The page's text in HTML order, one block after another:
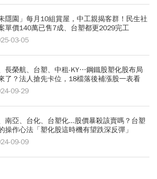
朱隱園」每月10組賞屋，中工親揭客群！民生社
單價140萬已售7成、台塑都更2029完工
03-05
長榮航、台塑、中租-KY…鋼鐵股塑化股布局
了？法人搶先卡位，18檔落後補漲股一表看
09-29
南亞、台化、台塑化...股價暴殺該賣嗎？台塑
操作心法「塑化股這時機有望跌深反彈」
09-09